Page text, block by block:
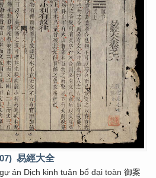
易經大全
án Dịch kinh tuân bổ đại toàn 御案